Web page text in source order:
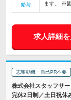
給与
ます。 ※
求人詳細
志望動機・自己PR不要
株式会社スタッフサ
完休2日制／土日祝休